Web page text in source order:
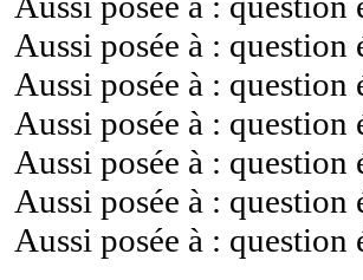
Aussi posée à : question
Aussi posée à : question
Aussi posée à : question
Aussi posée à : question
Aussi posée à : question
Aussi posée à : question